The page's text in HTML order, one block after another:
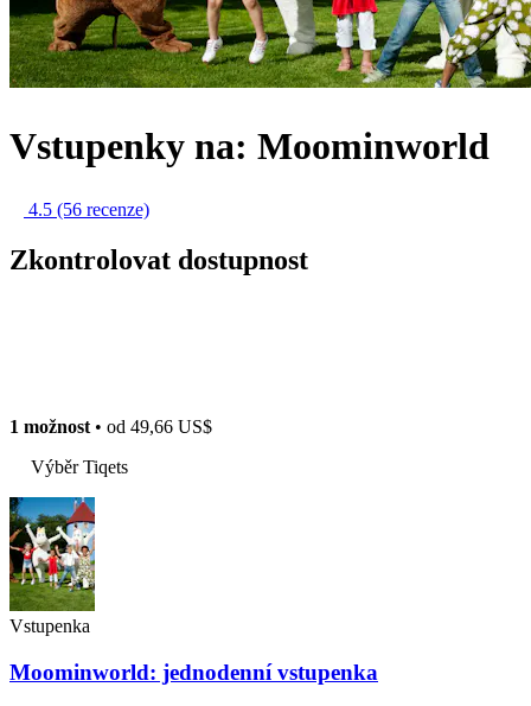
Vstupenky na: Moominworld
4.5 (56 recenze)
Zkontrolovat dostupnost
1 možnost • od 49,66 US$
Výběr Tiqets
Vstupenka
Moominworld: jednodenní vstupenka